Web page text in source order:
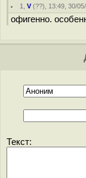
1 ,V (??), 13:49, 30/
офигенно.
Текст: